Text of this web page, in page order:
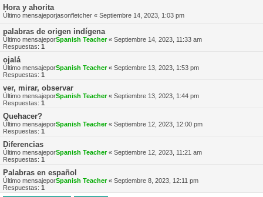
Hora y ahorita
Último mensajeporjasonfletcher « Septiembre 14, 2023, 1:03 pm
palabras de origen indígena
Último mensajeporSpanish Teacher« Septiembre 14, 2023, 11:33 am
Respuestas: 1
ojalá
Último mensajeporSpanish Teacher« Septiembre 13, 2023, 1:53 pm
Respuestas: 1
ver, mirar, observar
Último mensajeporSpanish Teacher« Septiembre 13, 2023, 1:44 pm
Respuestas: 1
Quehacer?
Último mensajeporSpanish Teacher« Septiembre 12, 2023, 12:00 pm
Respuestas: 1
Diferencias
Último mensajeporSpanish Teacher« Septiembre 12, 2023, 11:21 am
Respuestas: 1
Palabras en español
Último mensajeporSpanish Teacher« Septiembre 8, 2023, 12:11 pm
Respuestas: 1